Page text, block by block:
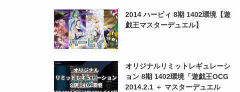
2014 ハーピィ 8期 1402環境【遊
戯王マスターデュエル】
オリジナルリミットレギュレーシ
ョン 8期 1402環境「遊戯王OCG
2014.2.1 ＋ マスターデュエル